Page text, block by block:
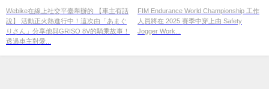
Webike在線上社交平臺舉辦的 【車主有話
說】 活動正火熱進行中！這次由「あまぐ
りさん」分享他與GRISO 8V的騎乘故事！
透過車主對愛...
FIM Endurance World Championship 工作
人員將在 2025 賽季中穿上由 Safety
Jogger Work...